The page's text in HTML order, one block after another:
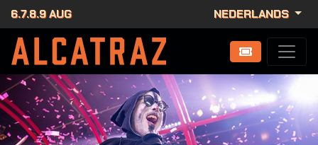
6.7.8.9 AUG NEDERLANDS